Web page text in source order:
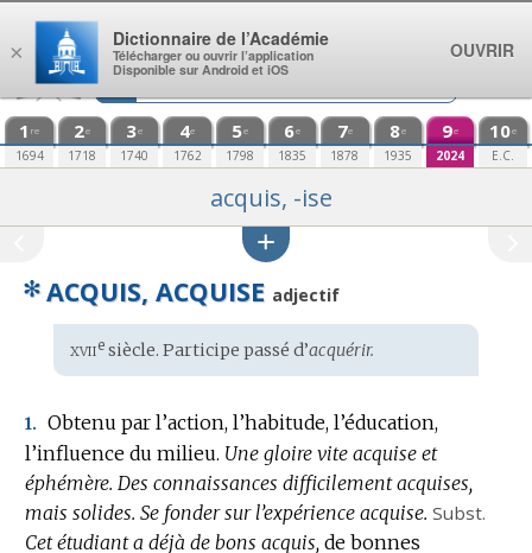
Aller au contenu
1 re
1694
2e
1718
3e
1740
4e
1762
5e
1798
6e
1835
7e
1878
8e
1935
9e
2024
10e
E.C.
acquis, -ise
✻ ACQUIS, ACQUISE adjectif
Étymologie
:
xviiesiècle. Participe passé d’acquérir.
1. Obtenu par l’action, l’habitude, l’éducation,
l’influence du milieu. Une gloire vite acquise et
éphémère. Des connaissances difficilement acquises,
mais solides. Se fonder sur l’expérience acquise. Subst.
Cet étudiant a déjà de bons acquis, de bonnes
×
Dictionnaire de l’Académie
Télécharger ou ouvrir l’application
Disponible sur Android et iOS
OUVRIR